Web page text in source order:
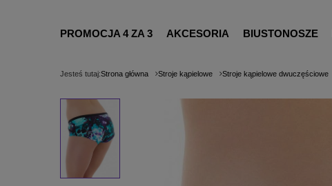
PROMOCJA 4 ZA 3 AKCESORIA BIUSTONOSZE
Jesteś tutaj:Strona główna Stroje kąpielowe Stroje kąpielowe dwuczęściowe